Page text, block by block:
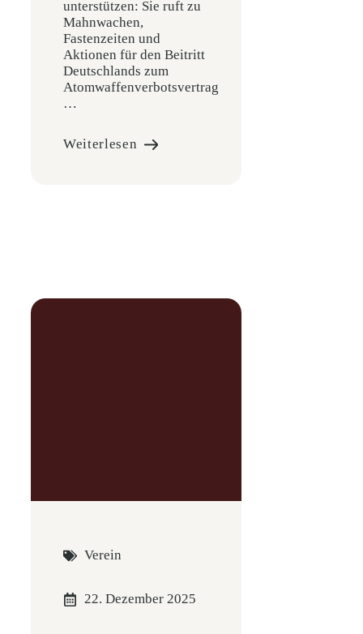
unterstützen: Sie ruft zu
Mahnwachen,
Fastenzeiten und
Aktionen für den Beitritt
Deutschlands zum
Atomwaffenverbotsvertrag
…
Weiterlesen
Verein
22. Dezember 2025